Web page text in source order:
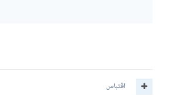
اقتباس